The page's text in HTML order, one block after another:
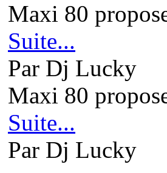
Maxi 80
Suite...
Par Dj Lucky
Maxi 80
Suite...
Par Dj Lucky